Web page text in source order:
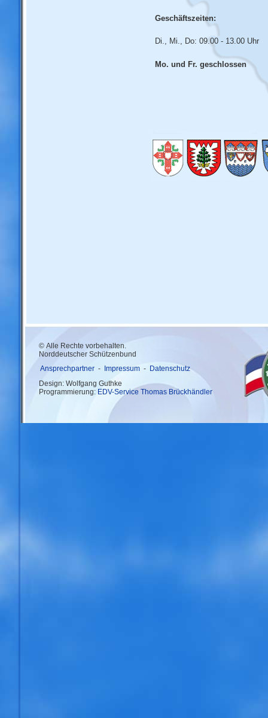
Geschäftszeiten:
Di., Mi., Do: 09.00 - 13.00 Uhr
Mo. und Fr. geschlossen
© Alle Rechte vorbehalten.
Norddeutscher Schützenbund
Ansprechpartner - Impressum - Datenschutz
Design: Wolfgang Guthke
Programmierung: EDV-Service Thomas Brückhändler